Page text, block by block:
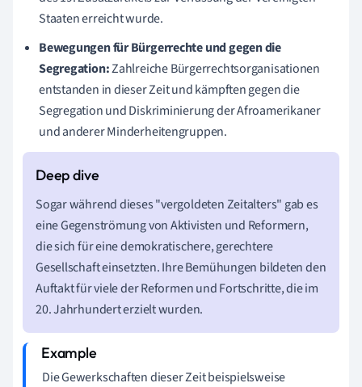
Staaten erreicht wurde.
Bewegungen für Bürgerrechte und gegen die
Segregation:Zahlreiche Bürgerrechtsorganisationen
entstanden in dieser Zeit und kämpften gegen die
Segregation und Diskriminierung der Afroamerikaner
und anderer Minderheitengruppen.
Sogar während dieses "vergoldeten Zeitalters" gab es
eine Gegenströmung von Aktivisten und Reformern,
die sich für eine demokratischere, gerechtere
Gesellschaft einsetzten. Ihre Bemühungen bildeten den
Auftakt für viele der Reformen und Fortschritte, die im
20. Jahrhundert erzielt wurden.
Die Gewerkschaften dieser Zeit beispielsweise